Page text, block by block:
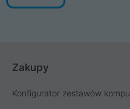
Zakupy
Konfigurator zestawów